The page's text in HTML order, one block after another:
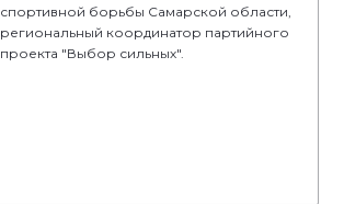
спортивной борьбы Самарской области,
региональный координатор партийного
проекта "Выбор сильных".